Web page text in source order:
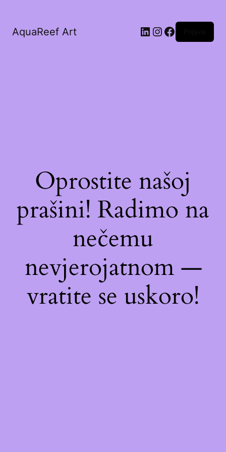
AquaReef Art
Oprostite našoj
prašini! Radimo na
nečemu
nevjerojatnom —
vratite se uskoro!